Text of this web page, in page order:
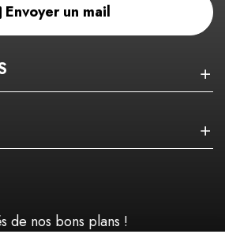
Envoyer un mail
de nos bons plans !